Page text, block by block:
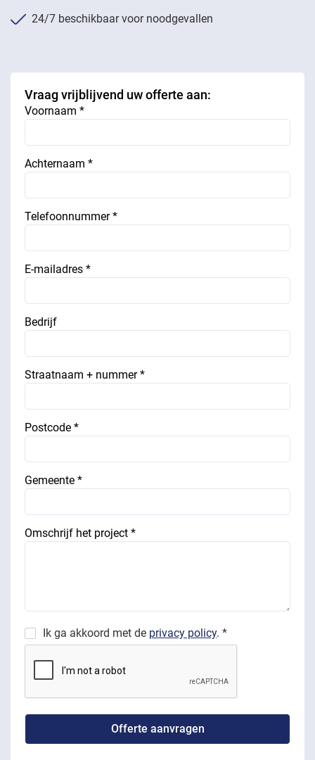
24/7 beschikbaar voor noodgevallen
Vraag vrijblijvend uw offerte aan:
Voornaam *
Achternaam *
Telefoonnummer *
E-mailadres *
Bedrijf
Straatnaam + nummer *
Postcode *
Gemeente *
Omschrijf het project *
Ik ga akkoord met de privacy policy. *